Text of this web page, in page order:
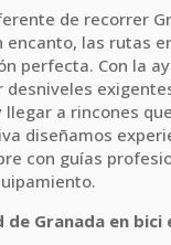
de recorrer
encanto, las rutas
perfecta. Con la
desniveles
a rincones
diseñamos
con guías
de Granada en bici